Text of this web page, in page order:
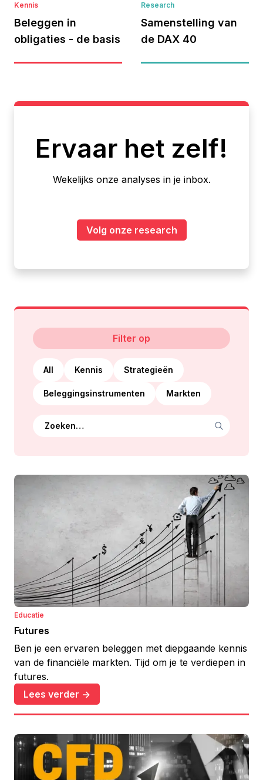
Kennis
Beleggen in
obligaties - de basis
Research
Samenstelling van
de DAX 40
Ervaar het zelf!
Wekelijks onze analyses in je inbox.
Volg onze research
Filter op
All Kennis Strategieën
Beleggingsinstrumenten Markten
Educatie
Futures
Ben je een ervaren beleggen met diepgaande kennis
van de financiële markten. Tijd om je te verdiepen in
futures.
Lees verder ->